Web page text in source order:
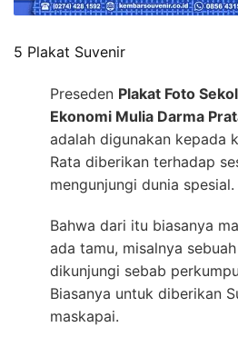
5 Plakat Suvenir
Preseden Plakat Foto
Ekonomi Mulia Darma
adalah digunakan kepada
Rata diberikan terhadap
mengunjungi dunia spesial.
Bahwa dari itu biasanya
ada tamu, misalnya
dikunjungi sebab
Biasanya untuk diberikan
maskapai.